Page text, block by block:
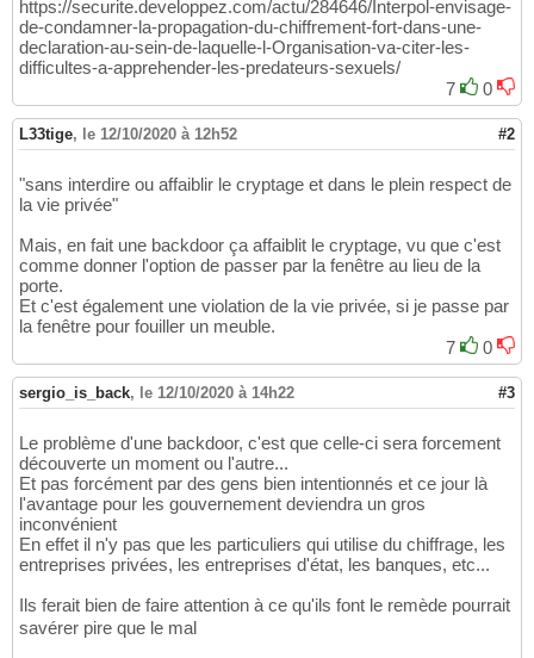
https://securite.developpez.com/actu/284646/Interpol-envisage-
de-condamner-la-propagation-du-chiffrement-fort-dans-une-
declaration-au-sein-de-laquelle-l-Organisation-va-citer-les-
difficultes-a-apprehender-les-predateurs-sexuels/
7
0
L33tige, le 12/10/2020 à 12h52 #2
"sans interdire ou affaiblir le cryptage et dans le plein respect de
la vie privée"
Mais, en fait une backdoor ça affaiblit le cryptage, vu que c'est
comme donner l'option de passer par la fenêtre au lieu de la
porte.
Et c'est également une violation de la vie privée, si je passe par
la fenêtre pour fouiller un meuble.
7
0
sergio_is_back, le 12/10/2020 à 14h22 #3
Le problème d'une backdoor, c'est que celle-ci sera forcement
découverte un moment ou l'autre...
Et pas forcément par des gens bien intentionnés et ce jour là
l'avantage pour les gouvernement deviendra un gros
inconvénient
En effet il n'y pas que les particuliers qui utilise du chiffrage, les
entreprises privées, les entreprises d'état, les banques, etc...
Ils ferait bien de faire attention à ce qu'ils font le remède pourrait
savérer pire que le mal